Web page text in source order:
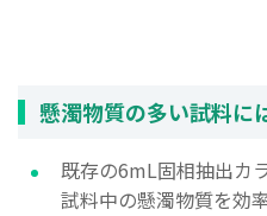
懸濁物質の多い試料に
既存の6mL固相抽出カ
試料中の懸濁物質を効